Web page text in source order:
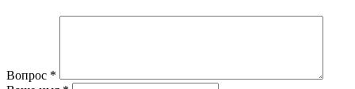
Вопрос *